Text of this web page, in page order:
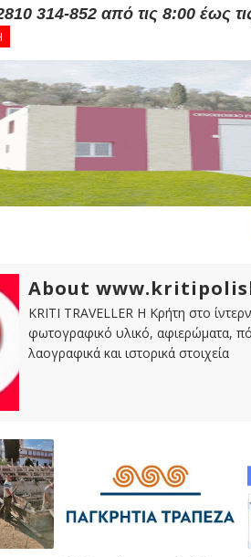
314-852 από τις 8:00 έως
About
KRITI TRAVELLER Η Κρήτη στο
φωτογραφικό υλικό, αφιερώματα,
λαογραφικά και ιστορικά στοιχεία